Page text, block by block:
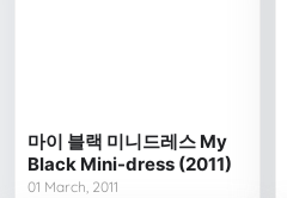
마이 블랙 미니드레스 My
Black Mini-dress (2011)
01 March, 2011